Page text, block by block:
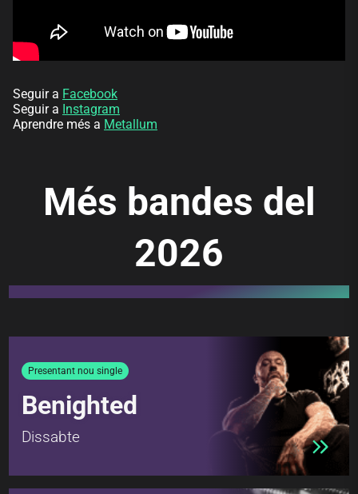
Seguir a Facebook
Seguir a Instagram
Aprendre més a Metallum
Més bandes del
2026
Presentant nou single
Benighted
Dissabte